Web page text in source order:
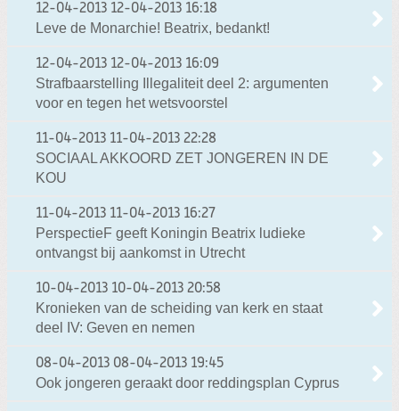
12-04-2013 12-04-2013 16:18
Leve de Monarchie! Beatrix, bedankt!
12-04-2013 12-04-2013 16:09
Strafbaarstelling Illegaliteit deel 2: argumenten
voor en tegen het wetsvoorstel
11-04-2013 11-04-2013 22:28
SOCIAAL AKKOORD ZET JONGEREN IN DE
KOU
11-04-2013 11-04-2013 16:27
PerspectieF geeft Koningin Beatrix ludieke
ontvangst bij aankomst in Utrecht
10-04-2013 10-04-2013 20:58
Kronieken van de scheiding van kerk en staat
deel IV: Geven en nemen
08-04-2013 08-04-2013 19:45
Ook jongeren geraakt door reddingsplan Cyprus